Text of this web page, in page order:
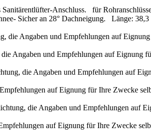
Anschluss. für
Sicher an 28° Dachneigung. Länge:
die Angaben und Empfehlungen auf
Angaben und Empfehlungen auf Eignung
die Angaben und Empfehlungen auf
auf Eignung für Ihre Zwecke
die Angaben und Empfehlungen auf
auf Eignung für Ihre Zwecke